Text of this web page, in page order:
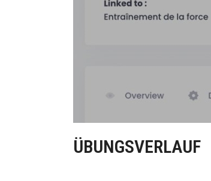
ÜBUNGSVERLAUF